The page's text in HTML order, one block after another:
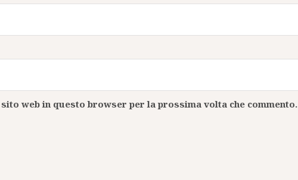
web in questo browser per la prossima volta che commento.